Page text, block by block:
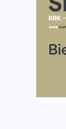
Tętno vs
Co ma dużo
Rozbiegany
Już w tę
Wystartuje